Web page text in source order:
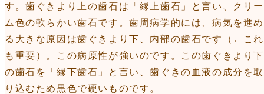
す。歯ぐきより上の歯石は「縁上歯石」と言い、クリー
ム色の軟らかい歯石です。歯周病学的には、病気を進め
る大きな原因は歯ぐきより下、内部の歯石です（←これ
も重要）。この病原性が強いのです。この歯ぐきより下
の歯石を「縁下歯石」と言い、歯ぐきの血液の成分を取
り込むため黒色で硬いものです。